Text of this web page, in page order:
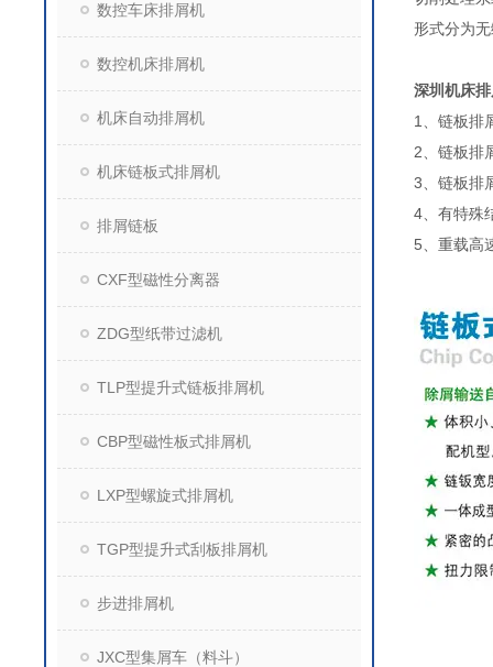
数控车床排屑机
数控机床排屑机
机床自动排屑机
机床链板式排屑机
排屑链板
CXF型磁性分离器
ZDG型纸带过滤机
TLP型提升式链板排屑机
CBP型磁性板式排屑机
LXP型螺旋式排屑机
TGP型提升式刮板排屑机
步进排屑机
JXC型集屑车（料斗）
形式分为
深圳机床
1、链板排
2、链板排
3、链板排
4、有特殊
5、重载高